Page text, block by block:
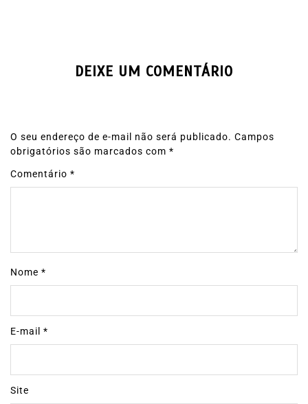
DEIXE UM COMENTÁRIO
O seu endereço de e-mail não será publicado. Campos
obrigatórios são marcados com *
Comentário *
Nome *
E-mail *
Site